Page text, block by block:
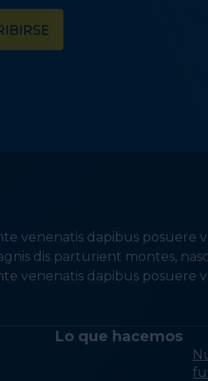
venenatis dapibus posuere
dis parturient montes,
venenatis dapibus posuere
Lo que hacemos